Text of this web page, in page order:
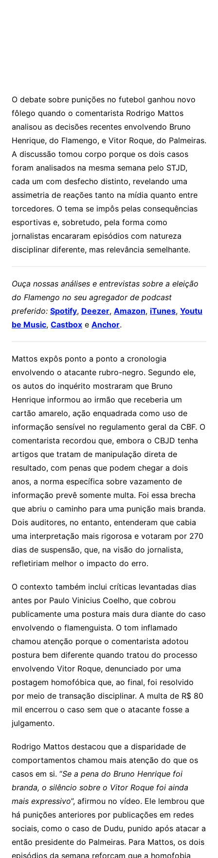
O debate sobre punições no futebol ganhou novo
fôlego quando o comentarista Rodrigo Mattos
analisou as decisões recentes envolvendo Bruno
Henrique, do Flamengo, e Vitor Roque, do Palmeiras.
A discussão tomou corpo porque os dois casos
foram analisados na mesma semana pelo STJD,
cada um com desfecho distinto, revelando uma
assimetria de reações tanto na mídia quanto entre
torcedores. O tema se impôs pelas consequências
esportivas e, sobretudo, pela forma como
jornalistas encararam episódios com natureza
disciplinar diferente, mas relevância semelhante.
Ouça nossas análises e entrevistas sobre a eleição
do Flamengo no seu agregador de podcast
preferido: Spotify, Deezer, Amazon, iTunes, Youtu
be Music, Castboxe Anchor.
Mattos expôs ponto a ponto a cronologia
envolvendo o atacante rubro-negro. Segundo ele,
os autos do inquérito mostraram que Bruno
Henrique informou ao irmão que receberia um
cartão amarelo, ação enquadrada como uso de
informação sensível no regulamento geral da CBF. O
comentarista recordou que, embora o CBJD tenha
artigos que tratam de manipulação direta de
resultado, com penas que podem chegar a dois
anos, a norma específica sobre vazamento de
informação prevê somente multa. Foi essa brecha
que abriu o caminho para uma punição mais branda.
Dois auditores, no entanto, entenderam que cabia
uma interpretação mais rigorosa e votaram por 270
dias de suspensão, que, na visão do jornalista,
refletiriam melhor o impacto do erro.
O contexto também inclui críticas levantadas dias
antes por Paulo Vinicius Coelho, que cobrou
publicamente uma postura mais dura diante do caso
envolvendo o flamenguista. O tom inflamado
chamou atenção porque o comentarista adotou
postura bem diferente quando tratou do processo
envolvendo Vitor Roque, denunciado por uma
postagem homofóbica que, ao final, foi resolvido
por meio de transação disciplinar. A multa de R$ 80
mil encerrou o caso sem que o atacante fosse a
julgamento.
Rodrigo Mattos destacou que a disparidade de
comportamentos chamou mais atenção do que os
casos em si. “Se a pena do Bruno Henrique foi
branda, o silêncio sobre o Vitor Roque foi ainda
mais expressivo”, afirmou no vídeo. Ele lembrou que
há punições anteriores por publicações em redes
sociais, como o caso de Dudu, punido após atacar a
então presidente do Palmeiras. Para Mattos, os dois
episódios da semana reforçam que a homofobia